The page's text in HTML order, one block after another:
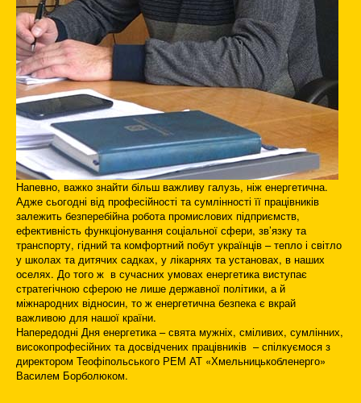
Напевно, важко знайти більш важливу галузь, ніж енергетична.
Адже сьогодні від професійності та сумлінності її працівників
залежить безперебійна робота промислових підприємств,
ефективність функціонування соціальної сфери, зв’язку та
транспорту, гідний та комфортний побут українців – тепло і світло
у школах та дитячих садках, у лікарнях та установах, в наших
оселях. До того ж в сучасних умовах енергетика виступає
стратегічною сферою не лише державної політики, а й
міжнародних відносин, то ж енергетична безпека є вкрай
важливою для нашої країни.
Напередодні Дня енергетика – свята мужніх, сміливих, сумлінних,
високопрофесійних та досвідчених працівників – спілкуємося з
директором Теофіпольського РЕМ АТ «Хмельницькобленерго»
Василем Борболюком.